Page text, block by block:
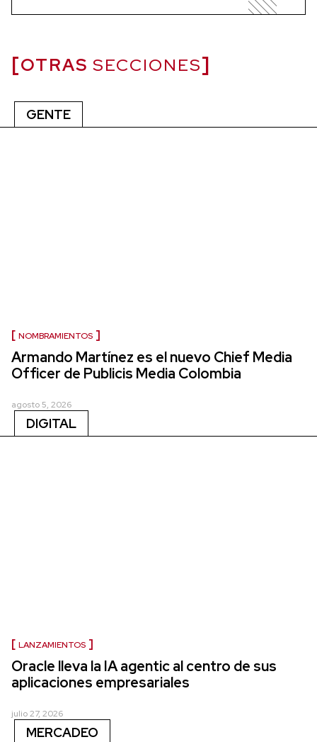
OTRAS SECCIONES
GENTE
NOMBRAMIENTOS
Armando Martínez es el nuevo Chief Media
Officer de Publicis Media Colombia
agosto 5, 2026
DIGITAL
LANZAMIENTOS
Oracle lleva la IA agentic al centro de sus
aplicaciones empresariales
julio 27, 2026
MERCADEO